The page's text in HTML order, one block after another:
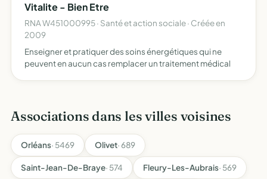
TOUS MOYENS PROPRE…
Vitalite - Bien Etre
RNA W451000995 · Santé et action sociale · Créée en
2009
Enseigner et pratiquer des soins énergétiques qui ne
peuvent en aucun cas remplacer un traitement médical
Associations dans les villes voisines
Orléans· 5469 Olivet· 689
Saint-Jean-De-Braye· 574 Fleury-Les-Aubrais· 569